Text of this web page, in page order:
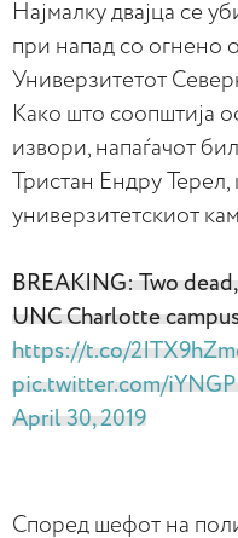
Најмалку двајца се
при напад со огнено
Универзитетот
Како што соопштија
извори, напаѓачот
Тристан Ендру Терел,
универзитетскиот
BREAKING: Two
UNC Charlotte
https://t.co/
pic.twitter.com/
April 30, 2019
Според шефот на